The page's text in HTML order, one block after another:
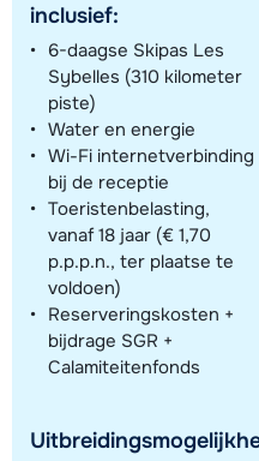
inclusief:
6-daagse Skipas Les
Sybelles (310 kilometer
piste)
Water en energie
Wi-Fi internetverbinding
bij de receptie
Toeristenbelasting,
vanaf 18 jaar (€ 1,70
p.p.p.n., ter plaatse te
voldoen)
Reserveringskosten +
bijdrage SGR +
Calamiteitenfonds